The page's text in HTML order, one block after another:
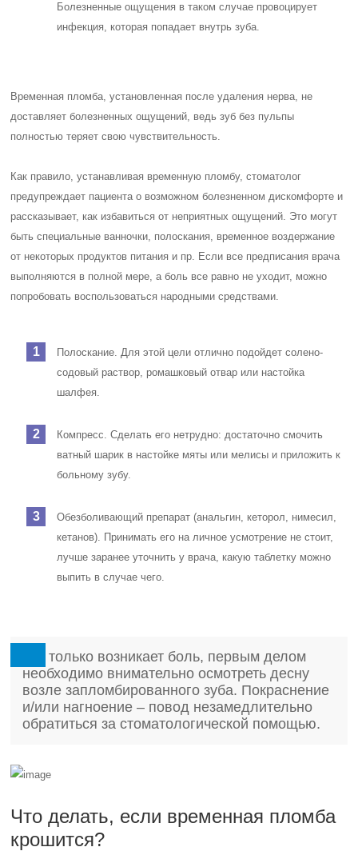
Болезненные ощущения в таком случае провоцирует
инфекция, которая попадает внутрь зуба.
Временная пломба, установленная после удаления нерва, не
доставляет болезненных ощущений, ведь зуб без пульпы
полностью теряет свою чувствительность.
Как правило, устанавливая временную пломбу, стоматолог
предупреждает пациента о возможном болезненном дискомфорте и
рассказывает, как избавиться от неприятных ощущений. Это могут
быть специальные ванночки, полоскания, временное воздержание
от некоторых продуктов питания и пр. Если все предписания врача
выполняются в полной мере, а боль все равно не уходит, можно
попробовать воспользоваться народными средствами.
Полоскание. Для этой цели отлично подойдет солено-
содовый раствор, ромашковый отвар или настойка
шалфея.
Компресс. Сделать его нетрудно: достаточно смочить
ватный шарик в настойке мяты или мелисы и приложить к
больному зубу.
Обезболивающий препарат (анальгин, кеторол, нимесил,
кетанов). Принимать его на личное усмотрение не стоит,
лучше заранее уточнить у врача, какую таблетку можно
выпить в случае чего.
Как только возникает боль, первым делом
необходимо внимательно осмотреть десну
возле запломбированного зуба. Покраснение
и/или нагноение – повод незамедлительно
обратиться за стоматологической помощью.
Что делать, если временная пломба
крошится?